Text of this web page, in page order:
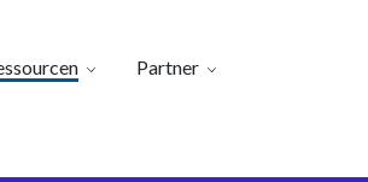
Partner